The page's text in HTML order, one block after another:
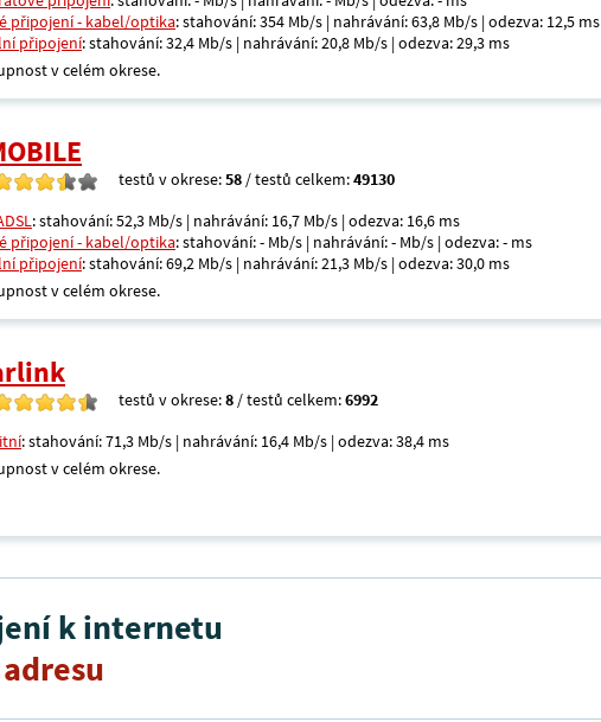
připojení - kabel/optika: stahování: 354 Mb/s | nahrávání: 63,8 Mb/s | odezva: 12,5 ms
připojení: stahování: 32,4 Mb/s | nahrávání: 20,8 Mb/s | odezva: 29,3 ms
v celém okrese.
testů v okrese:58 / testů celkem:49130
: stahování: 52,3 Mb/s | nahrávání: 16,7 Mb/s | odezva: 16,6 ms
připojení - kabel/optika: stahování: - Mb/s | nahrávání: - Mb/s | odezva: - ms
připojení: stahování: 69,2 Mb/s | nahrávání: 21,3 Mb/s | odezva: 30,0 ms
v celém okrese.
testů v okrese:8 / testů celkem:6992
: stahování: 71,3 Mb/s | nahrávání: 16,4 Mb/s | odezva: 38,4 ms
v celém okrese.
k internetu